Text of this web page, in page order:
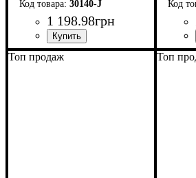
30140-J
1 198.98грн
Устройство: снятие
изоляции
Тип кабеля: плоский кабель
Сечение кабеля, мм2: 0,8-
2,5
Тип
6,0
Топ продаж Топ